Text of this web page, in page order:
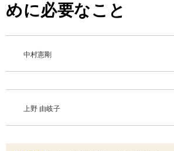
めに必要なこと
中村憲剛
上野 由岐子